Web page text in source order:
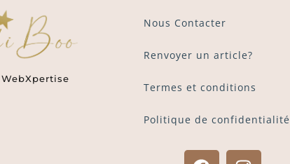
WebXpertise
Nous Contacter
Renvoyer un article?
Termes et conditions
Politique de confidentialité